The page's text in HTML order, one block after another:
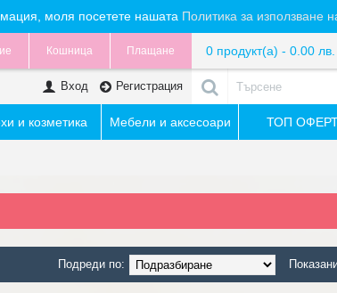
моля посетете нашата Политика за използване
Кошница Плащане 0 продукт(а) - 0.00
Вход Регистрация
и козметика Мебели и аксесоари ТОП
Подреди по: